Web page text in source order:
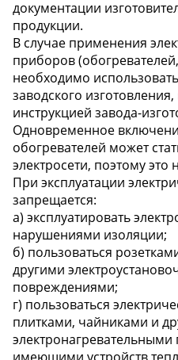
документации
продукции.
В случае применения
приборов
необходимо
заводского изготовления,
инструкцией завода-
Одновременное
обогревателей может
электросети, поэтому
При эксплуатации
запрещается:
а) эксплуатировать
нарушениями изоляции;
б) пользоваться
другими
повреждениями;
г) пользоваться
плитками, чайниками и